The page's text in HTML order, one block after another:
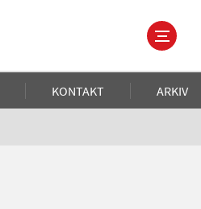
KONTAKT ARKIV